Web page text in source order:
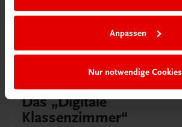
Anpassen
Nur notwendige Cookies
Das „Digitale
Klassenzimmer“